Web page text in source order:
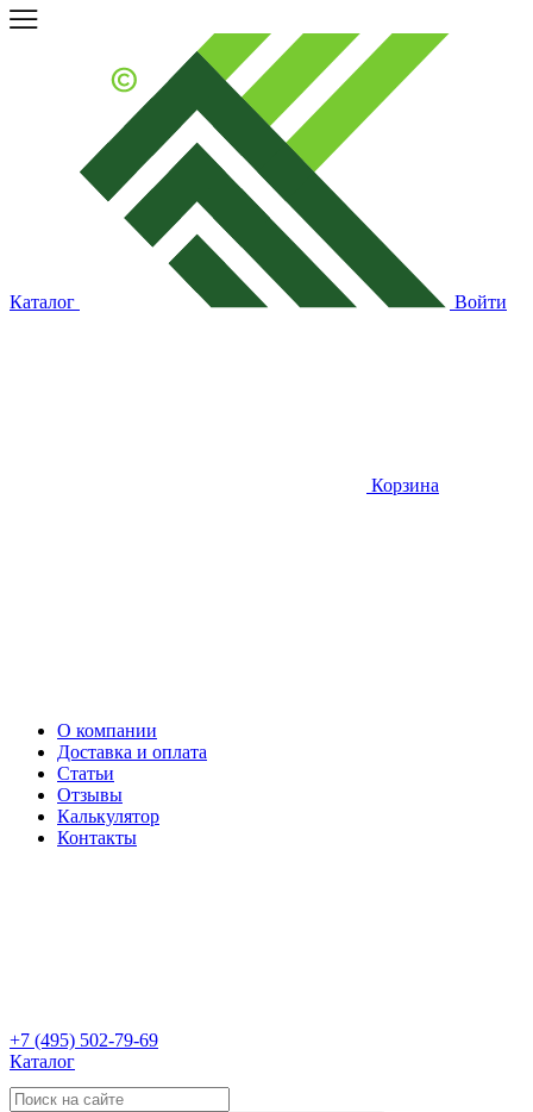
Каталог Войти
Корзина
О компании
Доставка и оплата
Статьи
Отзывы
Калькулятор
Контакты
+7 (495) 502-79-69
Каталог